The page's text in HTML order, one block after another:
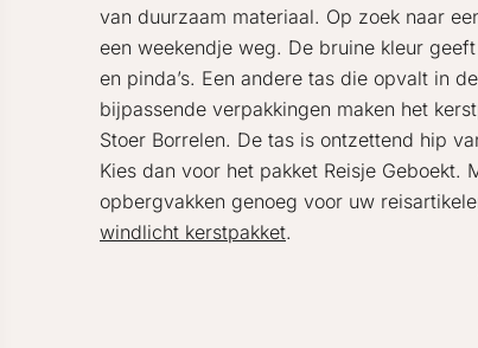
van duurzaam materiaal. Op zoek naar
een weekendje weg. De bruine kleur
en pinda’s. Een andere tas die opvalt in
bijpassende verpakkingen maken het
Stoer Borrelen. De tas is ontzettend hip
Kies dan voor het pakket Reisje
opbergvakken genoeg voor uw
windlicht kerstpakket.